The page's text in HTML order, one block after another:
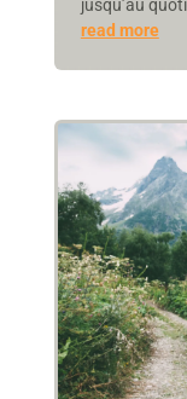
jusqu’au
read more